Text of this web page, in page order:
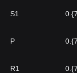
S1
P
R1